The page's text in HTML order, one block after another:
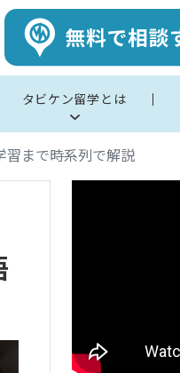
タビケン留学とは
習まで時系列で解説